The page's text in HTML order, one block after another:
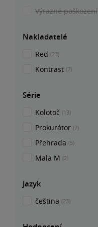
Výrazné poškození
Nakladatelé
Red (23)
Kontrast (7)
Série
Kolotoč (13)
Prokurátor (7)
Přehrada (5)
Mala M (2)
Jazyk
čeština (23)